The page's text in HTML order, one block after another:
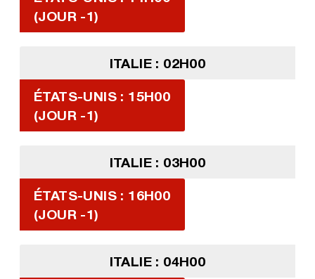
(JOUR -1)
ITALIE : 02H00
ÉTATS-UNIS : 15H00
(JOUR -1)
ITALIE : 03H00
ÉTATS-UNIS : 16H00
(JOUR -1)
ITALIE : 04H00